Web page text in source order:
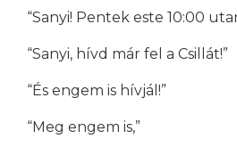
“Sanyi! Pentek este 10:00
“Sanyi, hívd már fel a Csillát!”
“És engem is hívjál!”
“Meg engem is,”